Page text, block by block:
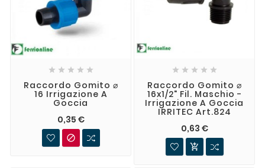
    
Raccordo Gomito ⌀
16 Irrigazione A
Goccia
0,35 €

    
Raccordo Gomito ⌀
16x1/2" Fil. Maschio -
Irrigazione A Goccia
IRRITEC Art.824
0,63 €
